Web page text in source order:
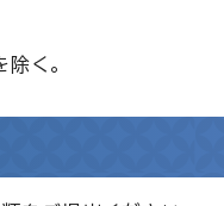
く。